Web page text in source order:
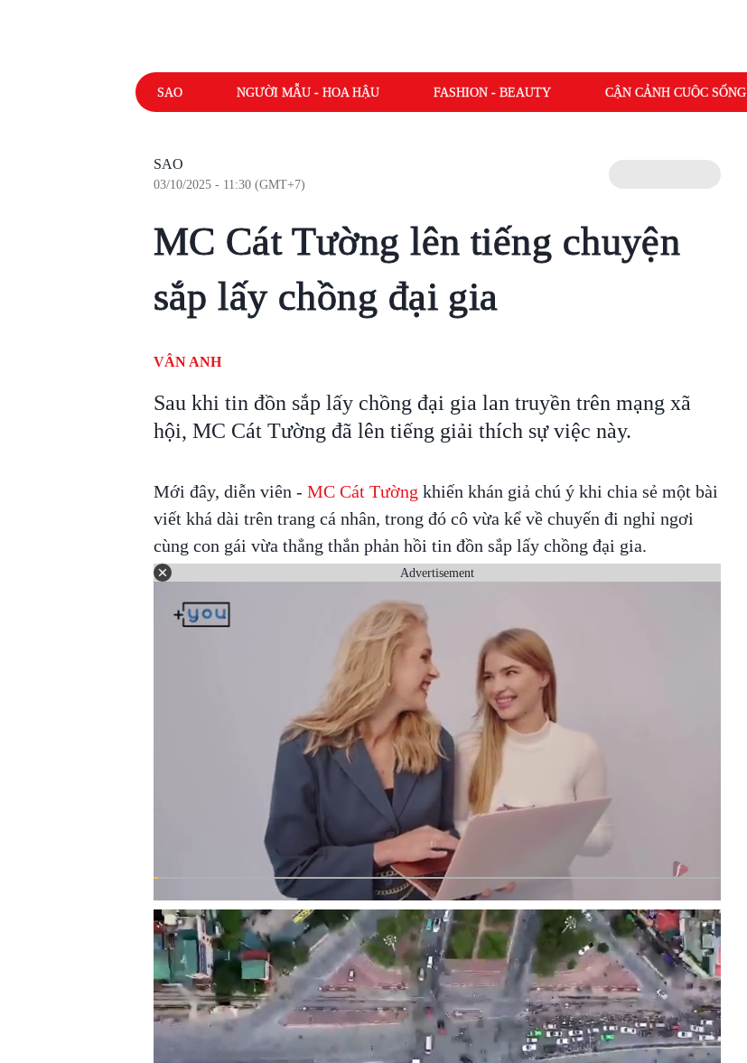
SAO NGƯỜI MẪU - HOA HẬU FASHION - BEAUTY CẬN CẢNH CUỘC SỐNG
SAO
03/10/2025 - 11:30 (GMT+7)
MC Cát Tường lên tiếng chuyện
sắp lấy chồng đại gia
VÂN ANH
Sau khi tin đồn sắp lấy chồng đại gia lan truyền trên mạng xã
hội, MC Cát Tường đã lên tiếng giải thích sự việc này.
Mới đây, diễn viên - MC Cát Tường khiến khán giả chú ý khi chia sẻ một bài
viết khá dài trên trang cá nhân, trong đó cô vừa kể về chuyến đi nghỉ ngơi
cùng con gái vừa thẳng thắn phản hồi tin đồn sắp lấy chồng đại gia.
Advertisement